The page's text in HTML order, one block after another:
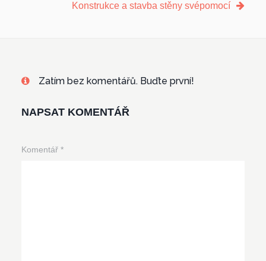
Konstrukce a stavba stěny svépomocí
Zatím bez komentářů. Buďte první!
NAPSAT KOMENTÁŘ
Komentář *